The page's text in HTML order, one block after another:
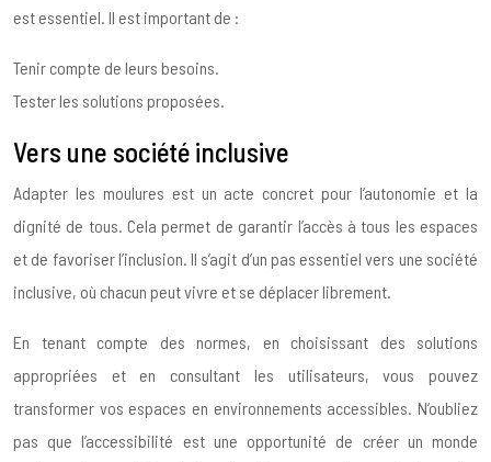
est essentiel. Il est important de :
Tenir compte de leurs besoins.
Tester les solutions proposées.
Vers une société inclusive
Adapter les moulures est un acte concret pour l’autonomie et la
dignité de tous. Cela permet de garantir l’accès à tous les espaces
et de favoriser l’inclusion. Il s’agit d’un pas essentiel vers une société
inclusive, où chacun peut vivre et se déplacer librement.
En tenant compte des normes, en choisissant des solutions
appropriées et en consultant les utilisateurs, vous pouvez
transformer vos espaces en environnements accessibles. N’oubliez
pas que l’accessibilité est une opportunité de créer un monde